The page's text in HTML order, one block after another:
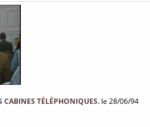
CABINES TÉLÉPHONIQUES. le 28/06/94